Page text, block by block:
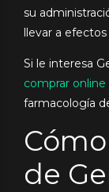
su
llevar a efectos
Si le interesa
comprar online
farmacología
de